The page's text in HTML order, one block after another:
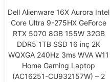
Dell Alienware 16X Aurora Intel
Core Ultra 9-275HX GeForce
RTX 5070 8GB 155W 32GB
DDR5 1TB SSD 16 inç 2K
WQXGA 240Hz 3ms WVA W11
Home Gaming Laptop
(AC16251-CU932157W) – 2